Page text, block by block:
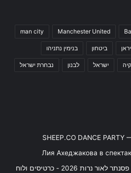
Manchester United
man city
ביטחון בנימין נתניהו
ישראל לבנון נבחרת ישראל
SHEEP.CO DANCE
Лия Ахеджакова в
משופן ועד AC/DC - מופע פסנתר לאור נרות 2026 - כרטיסים ולוח